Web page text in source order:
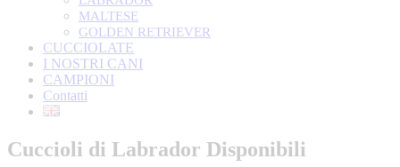
MALTESE
GOLDEN RETRIEVER
CUCCIOLATE
I NOSTRI CANI
CAMPIONI
Contatti
Cuccioli di Labrador Disponibili